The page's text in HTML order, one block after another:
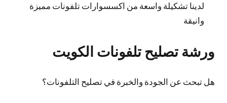
لدينا تشكيلة واسعة من اكسسوارات تلفونات مميزة
وانيقة
ورشة تصليح تلفونات الكويت
هل تبحث عن الجودة والخبرة في تصليح التلفونات؟